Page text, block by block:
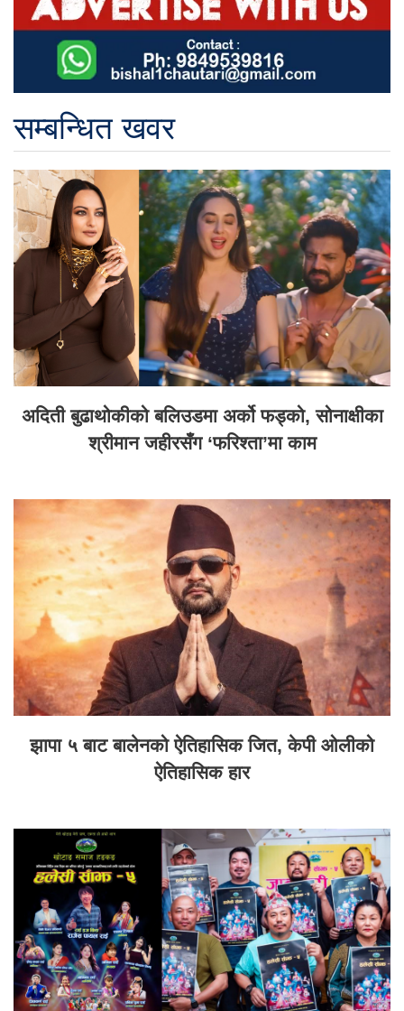
सम्बन्धित खवर
अदिती बुढाथोकीको बलिउडमा अर्को फड्को, सोनाक्षीका
श्रीमान जहीरसँग ‘फरिश्ता’मा काम
झापा ५ बाट बालेनको ऐतिहासिक जित, केपी ओलीको
ऐतिहासिक हार